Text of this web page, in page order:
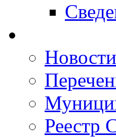
Новости
Реестр